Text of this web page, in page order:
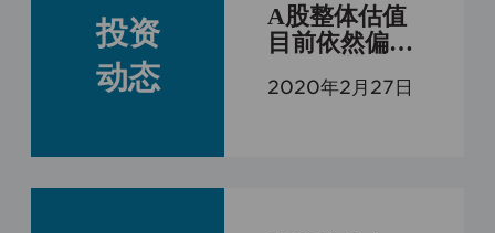
投资
动态
A股整体估值
目前依然偏
概全
2020年2月27日
可能因所基于的信息发布日之后的情
势或其他因素的变更而不再准确或失
效，本公司不承诺及时更新不准确或
过时的信息、观点以及数据。
本网站介绍的信息、观点和数据仅供
一般性参考，不应被视为购买或销售